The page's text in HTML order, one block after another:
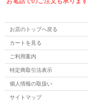
お店のトップへ戻る
カートを見る
ご利用案内
特定商取引法表示
個人情報の取扱い
サイトマップ